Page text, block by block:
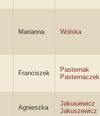
Marianna Wolska
Franciszek
Pasternak
Pasternaczek
Agnieszka
Jakusiewicz
Jakuszewicz